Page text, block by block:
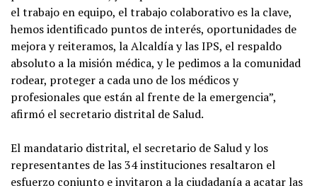
el trabajo en equipo, el trabajo colaborativo es la clave,
hemos identificado puntos de interés, oportunidades de
mejora y reiteramos, la Alcaldía y las IPS, el respaldo
absoluto a la misión médica, y le pedimos a la comunidad
rodear, proteger a cada uno de los médicos y
profesionales que están al frente de la emergencia”,
afirmó el secretario distrital de Salud.
El mandatario distrital, el secretario de Salud y los
representantes de las 34 instituciones resaltaron el
esfuerzo conjunto e invitaron a la ciudadanía a acatar las